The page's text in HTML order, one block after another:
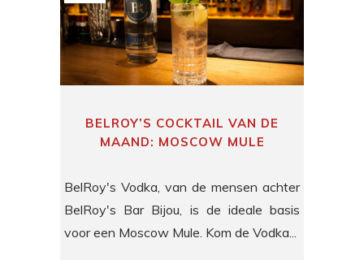
BELROY’S COCKTAIL VAN DE
MAAND: MOSCOW MULE
BelRoy's Vodka, van de mensen achter
BelRoy's Bar Bijou, is de ideale basis
voor een Moscow Mule. Kom de Vodka...